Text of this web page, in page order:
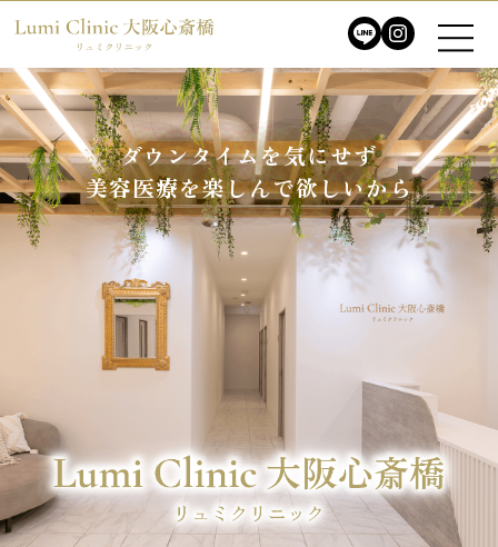
ダウンタイムを気にせず
美容医療を楽しんで欲しいから
ダウンタイムを気にせず
美容医療を楽しんで欲しいから